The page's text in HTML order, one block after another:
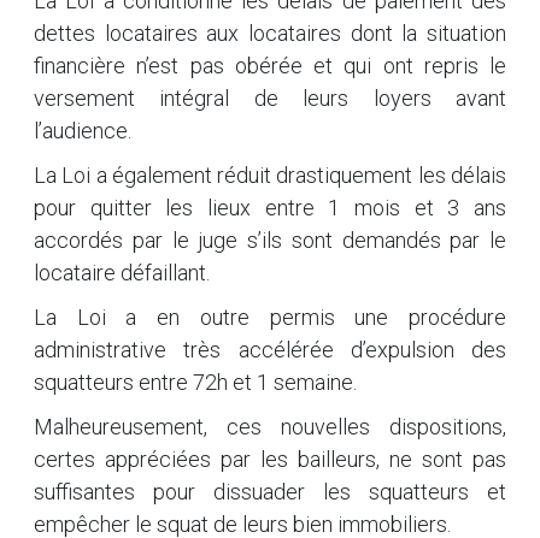
dettes locataires aux locataires dont la situation
financière n’est pas obérée et qui ont repris le
versement intégral de leurs loyers avant
l’audience.
La Loi a également réduit drastiquement les délais
pour quitter les lieux entre 1 mois et 3 ans
accordés par le juge s’ils sont demandés par le
locataire défaillant.
La Loi a en outre permis une procédure
administrative très accélérée d’expulsion des
squatteurs entre 72h et 1 semaine.
Malheureusement, ces nouvelles dispositions,
certes appréciées par les bailleurs, ne sont pas
suffisantes pour dissuader les squatteurs et
empêcher le squat de leurs bien immobiliers.